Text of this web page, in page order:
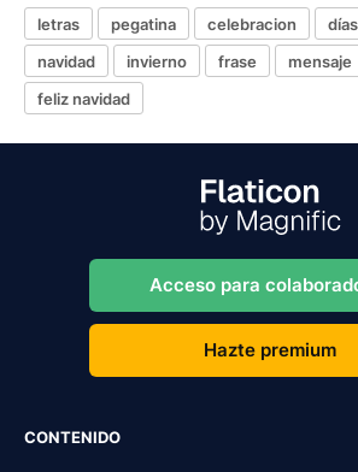
letras pegatina celebracion
navidad
invierno frase mensaje
feliz navidad
Acceso para
Hazte premium
CONTENIDO